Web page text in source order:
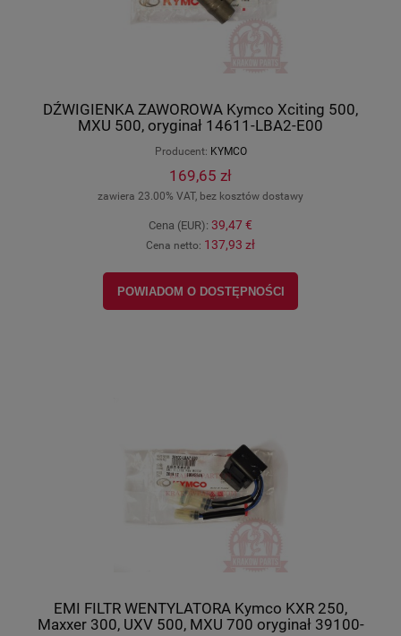
DŹWIGIENKA ZAWOROWA Kymco Xciting 500,
MXU 500, oryginał 14611-LBA2-E00
Producent: KYMCO
169,65 zł
zawiera 23.00% VAT, bez kosztów dostawy
Cena (EUR): 39,47 €
Cena netto: 137,93 zł
POWIADOM O DOSTĘPNOŚCI
EMI FILTR WENTYLATORA Kymco KXR 250,
Maxxer 300, UXV 500, MXU 700 oryginał 39100-